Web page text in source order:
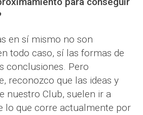
en sí mismo no son
todo caso, sí las formas de
conclusiones. Pero
reconozco que las ideas y
nuestro Club, suelen ir a
lo que corre actualmente por